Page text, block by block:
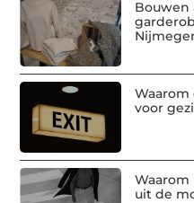
Bouwen
Waarom
voor
uit de